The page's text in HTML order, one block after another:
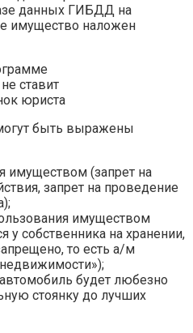
данных ГИБДД на
имущество наложен
ставит
юриста
быть выражены
имуществом (запрет на
запрет на проведение
имуществом
у собственника на хранении,
то есть а/м
будет любезно
стоянку до лучших